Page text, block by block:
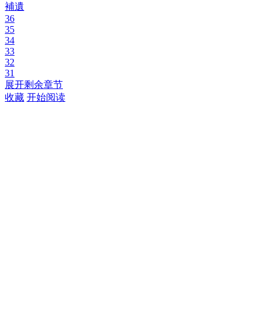
補遺
36
35
34
33
32
31
展开剩余章节
收藏 开始阅读